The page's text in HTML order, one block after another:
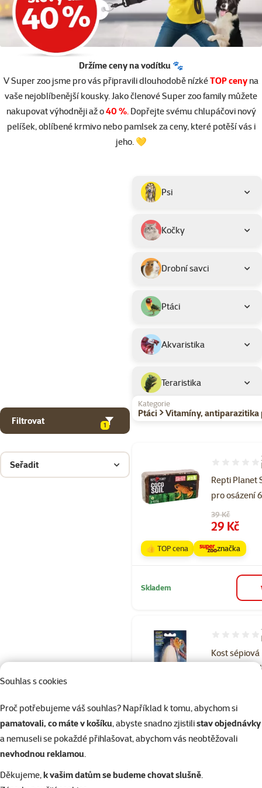
Souhlas s cookies
Proč potřebujeme váš souhlas? Například k tomu, abychom si
pamatovali, co máte v košíku, abyste snadno zjistilistav objednávky
a nemuseli se pokaždé přihlašovat, abychom vás neobtěžovali
nevhodnou reklamou.
Děkujeme,k vašim datům se budeme chovat slušně.
Držíme ceny na vodítku 🐾
V Super zoo jsme pro vás připravili dlouhodobě nízkéTOP ceny na
vaše nejoblíbenější kousky. Jako členové Super zoo family můžete
nakupovat výhodněji až o40 %.Dopřejte svému chlupáčovi nový
pelíšek, oblíbené krmivo nebo pamlsek za ceny, které potěší vás i
jeho. 💛
Podkategorie
Psi
Kočky
Drobní savci
Ptáci
Akvaristika
Teraristika
Filtrovat 1
Kategorie
Ptáci > Vitamíny,
Seřadit
Repti Planet
pro osázení
Hodnocení
Původní cena
39 Kč
Cena
29 Kč
👍 TOP cena značka
Skladem
Kost sépiová
World s
Hodnocení
👍 TOP cena